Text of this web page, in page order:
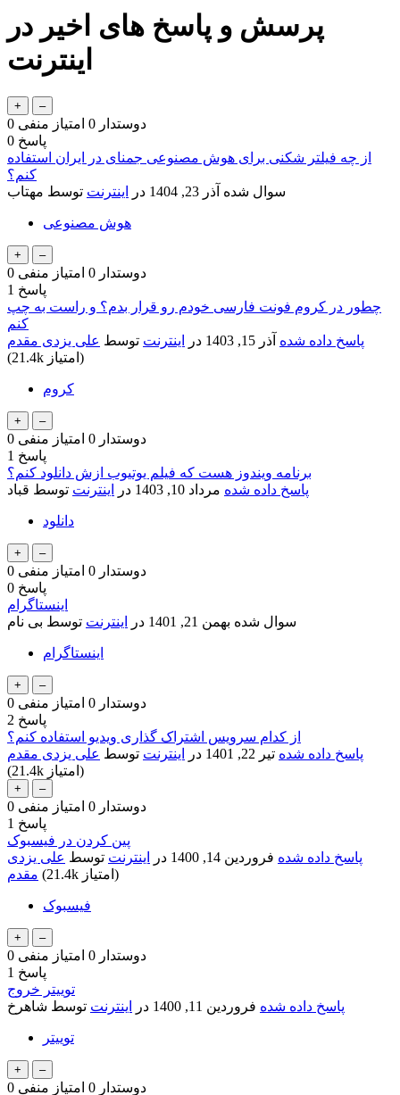
پرسش و پاسخ های اخیر در
اینترنت
0 دوستدار 0 امتیاز منفی
0 پاسخ
از چه فیلتر شکنی برای هوش مصنوعی جمنای در ایران استفاده
کنم؟
سوال شده آذر 23, 1404 در اینترنت توسط مهتاب
هوش مصنوعی
0 دوستدار 0 امتیاز منفی
1 پاسخ
چطور در کروم فونت فارسی خودم رو قرار بدم؟ و راست به چپ
کنم
پاسخ داده شده آذر 15, 1403 در اینترنت توسط علی یزدی مقدم
(
21.4k امتیاز)
کروم
0 دوستدار 0 امتیاز منفی
1 پاسخ
برنامه ویندوز هست که فیلم یوتیوب ازش دانلود کنم؟
پاسخ داده شده مرداد 10, 1403 در اینترنت توسط قباد
دانلود
0 دوستدار 0 امتیاز منفی
0 پاسخ
اینستاگرام
سوال شده بهمن 21, 1401 در اینترنت توسط بی نام
اینستاگرام
0 دوستدار 0 امتیاز منفی
2 پاسخ
از کدام سرویس اشتراک گذاری ویدیو استفاده کنم؟
پاسخ داده شده تیر 22, 1401 در اینترنت توسط علی یزدی مقدم
(
21.4k امتیاز)
0 دوستدار 0 امتیاز منفی
1 پاسخ
پین کردن در فیسبوک
پاسخ داده شده فروردین 14, 1400 در اینترنت توسط علی یزدی
مقدم ( 21.4k امتیاز)
فیسبوک
0 دوستدار 0 امتیاز منفی
1 پاسخ
توییتر خروج
پاسخ داده شده فروردین 11, 1400 در اینترنت توسط شاهرخ
توییتر
0 دوستدار 0 امتیاز منفی